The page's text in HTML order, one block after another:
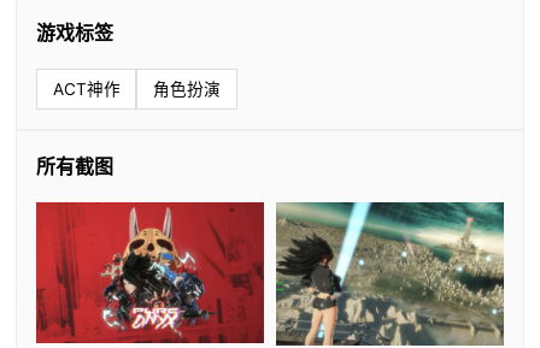
游戏标签
ACT神作 角色扮演
所有截图